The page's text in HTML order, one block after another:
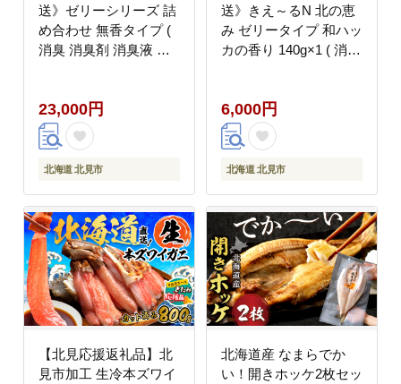
送》ゼリーシリーズ 詰
め合わせ 無香タイプ (
消臭 消臭剤 消臭液 ゼ
【084-0357】
23,000円
北海道 北見市
送》きえ～るN 北の恵
み ゼリータイプ 和ハッ
カの香り 140g×1 ( 消臭
バイオ バイオ消臭 天然
成分 )【084-0242】
6,000円
北海道 北見市
【北見応援返礼品】北
見市加工 生冷本ズワイ
北海道産 なまらでか
い！開きホッケ2枚セッ